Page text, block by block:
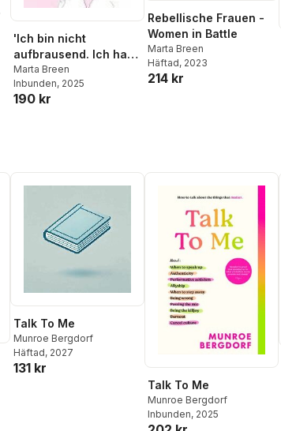
'Ich bin nicht
aufbrausend. Ich habe
nur eine kürzere
Reaktion auf Bullshit.'
Elizabeth Taylor
Marta Breen
Inbunden, 2025
190 kr
Rebellische Frauen -
Women in Battle
Marta Breen
Häftad, 2023
214 kr
Talk To Me
Munroe Bergdorf
Häftad, 2027
131 kr
Talk To Me
Munroe Bergdorf
Inbunden, 2025